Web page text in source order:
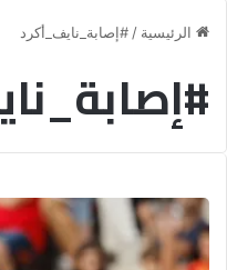
الرئيسية / #إصابة_نايف_أكرد